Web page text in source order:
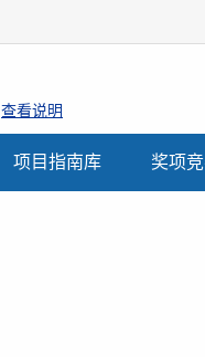
查看说明
项目指南库 奖项